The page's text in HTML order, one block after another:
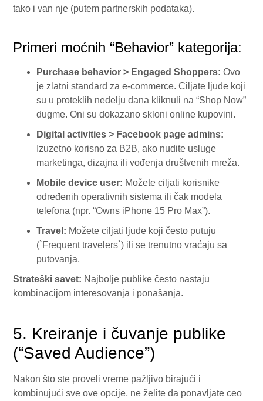
tako i van nje (putem partnerskih podataka).
Primeri moćnih “Behavior” kategorija:
Purchase behavior > Engaged Shoppers: Ovo
je zlatni standard za e-commerce. Ciljate ljude koji
su u proteklih nedelju dana kliknuli na “Shop Now”
dugme. Oni su dokazano skloni online kupovini.
Digital activities > Facebook page admins:
Izuzetno korisno za B2B, ako nudite usluge
marketinga, dizajna ili vođenja društvenih mreža.
Mobile device user: Možete ciljati korisnike
određenih operativnih sistema ili čak modela
telefona (npr. “Owns iPhone 15 Pro Max”).
Travel: Možete ciljati ljude koji često putuju
(`Frequent travelers`) ili se trenutno vraćaju sa
putovanja.
Strateški savet: Najbolje publike često nastaju
kombinacijom interesovanja i ponašanja.
5. Kreiranje i čuvanje publike
(“Saved Audience”)
Nakon što ste proveli vreme pažljivo birajući i
kombinujući sve ove opcije, ne želite da ponavljate ceo